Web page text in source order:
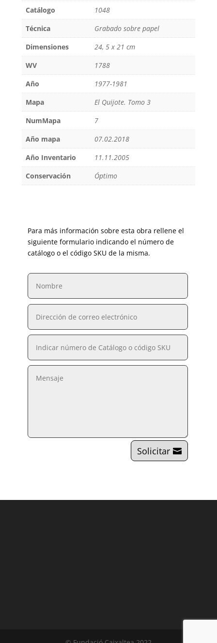
Catálogo
1048
Técnica
Grabado sobre papel
Dimensiones
24, 5 x 21 cm
WV
1788
Año
1977-1981
Mapa
El Quijote. Tomo 3
NumMapa
7
Año mapa
07.02.2018
Año Inventario
11.11.2005
Conservación
Óptimo
Para más información sobre esta obra rellene el
siguiente formulario indicando el número de
catálogo o el código SKU de la misma.
Solicitar